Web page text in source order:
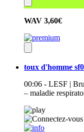
WAV 3,60€
toux d'homme
00:06 - LESF |
– maladie